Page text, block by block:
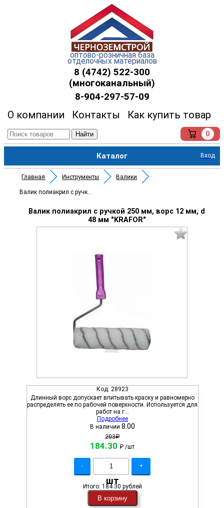
оптово-розничная база
отделочных материалов
8 (4742) 522-300
(многоканальный)
8-904-297-57-09
О компании Контакты Как купить товар
Найти 0
Каталог Вход
Главная Инструменты Валики
Валик полиакрил с ручкой 250 м
Валик полиакрил с ручкой 250 мм, ворс 12 мм, d
48 мм "KRAFOR"
Код: 28923
Длинный ворс допускает впитывать краску и равномерно
распределять ее по рабочей поверхности. Используется для
работ на г...
Подробнее
В наличии 8.00
203₽
184.30 ₽/шт
- +
шт
Итого: 184.30 рублей
В корзину